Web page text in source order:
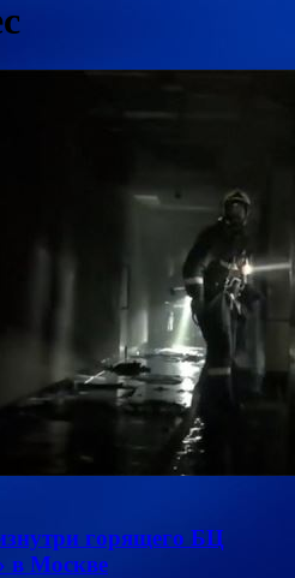
горящего БЦ
в Москве